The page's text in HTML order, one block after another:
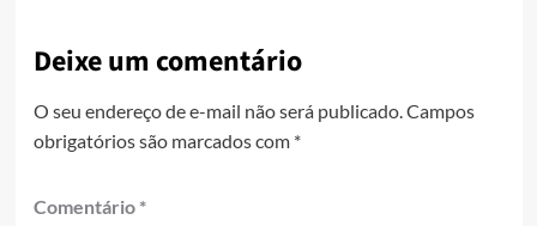
Deixe um comentário
O seu endereço de e-mail não será publicado.Campos
obrigatórios são marcados com *
Comentário *